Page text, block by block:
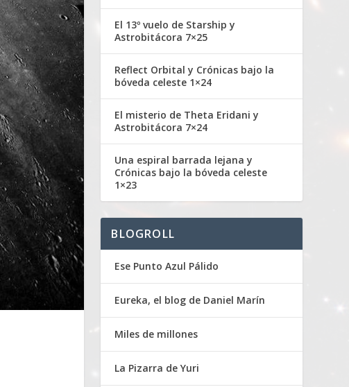
El 13º vuelo de Starship y
Astrobitácora 7×25
Reflect Orbital y Crónicas bajo la
bóveda celeste 1×24
El misterio de Theta Eridani y
Astrobitácora 7×24
Una espiral barrada lejana y
Crónicas bajo la bóveda celeste
1×23
BLOGROLL
Ese Punto Azul Pálido
Eureka, el blog de Daniel Marín
Miles de millones
La Pizarra de Yuri